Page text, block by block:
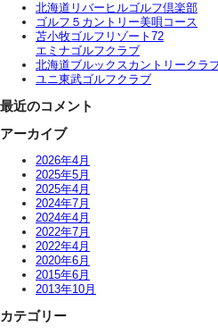
北海道リバーヒルゴルフ倶楽部
ゴルフ５カントリー美唄コース
苫小牧ゴルフリゾート72
エミナゴルフクラブ
北海道ブルックスカントリークラ
ユニ東武ゴルフクラブ
最近のコメント
アーカイブ
2026年4月
2025年5月
2025年4月
2024年7月
2024年4月
2022年7月
2022年4月
2020年6月
2015年6月
2013年10月
カテゴリー